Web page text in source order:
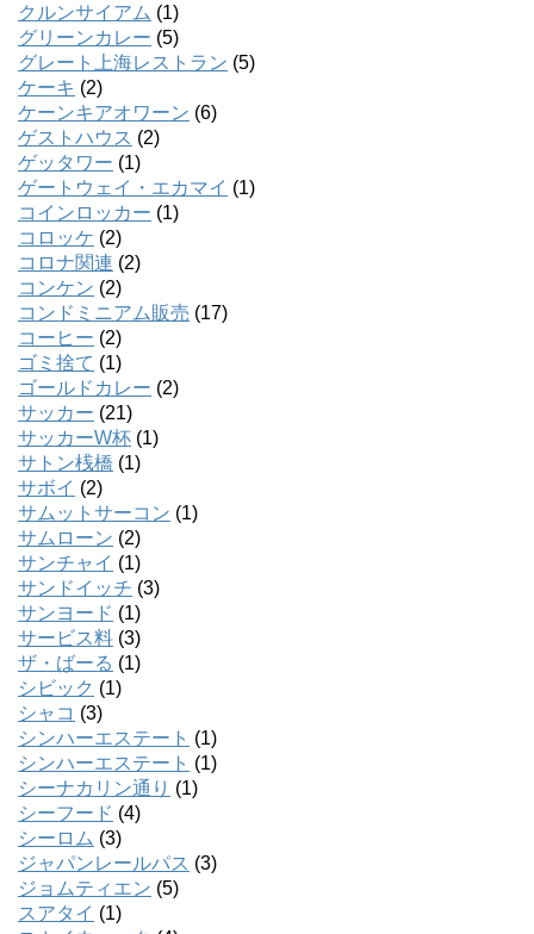
クルンサイアム (1)
グリーンカレー (5)
グレート上海レストラン (5)
ケーキ (2)
ケーンキアオワーン (6)
ゲストハウス (2)
ゲッタワー (1)
ゲートウェイ・エカマイ (1)
コインロッカー (1)
コロッケ (2)
コロナ関連 (2)
コンケン (2)
コンドミニアム販売 (17)
コーヒー (2)
ゴミ捨て (1)
ゴールドカレー (2)
サッカー (21)
サッカーW杯 (1)
サトン桟橋 (1)
サボイ (2)
サムットサーコン (1)
サムローン (2)
サンチャイ (1)
サンドイッチ (3)
サンヨード (1)
サービス料 (3)
ザ・ばーる (1)
シビック (1)
シャコ (3)
シンハーエステート (1)
シンハーエステート (1)
シーナカリン通り (1)
シーフード (4)
シーロム (3)
ジャパンレールパス (3)
ジョムティエン (5)
スアタイ (1)